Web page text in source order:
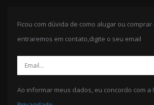
Ficou com dúvida de como alugar ou
entraremos em contato,digite o seu email
Ao informar meus dados, eu concordo com a